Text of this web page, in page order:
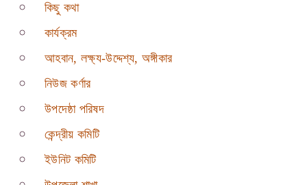
কিছু কথা
কার্যক্রম
আহবান, লক্ষ্য-উদ্দেশ্য, অঙ্গীকার
নিউজ কর্ণার
উপদেষ্ঠা পরিষদ
কেন্দ্রীয় কমিটি
ইউনিট কমিটি